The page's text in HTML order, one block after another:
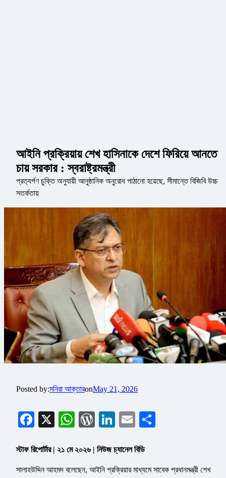
আইনি প্রক্রিয়ায় শেখ হাসিনাকে দেশে ফিরিয়ে আনতে
চায় সরকার : স্বরাষ্ট্রমন্ত্রী
প্রত্যর্পণ চুক্তি অনুযায়ী আনুষ্ঠানিক অনুরোধ পাঠানো হয়েছে, সীমান্তে বিজিবি উচ্চ
সতর্কতায়
Posted by:মনিরা আক্তারonMay 21, 2026
Facebook
X WhatsApp
WordPress
LinkedIn
Email
স্টাফ রিপোর্টার | ২১ মে ২০২৬ | নিউজ চ্যানেল বিডি
সালাহউদ্দিন আহমদ বলেছেন, আইনি প্রক্রিয়ার মাধ্যমে সাবেক প্রধানমন্ত্রী শেখ